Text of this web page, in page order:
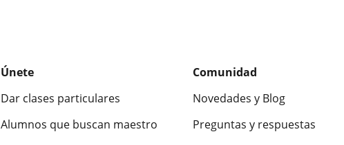
Únete
Dar clases particulares
Alumnos que buscan maestro
Comunidad
Novedades y Blog
Preguntas y respuestas